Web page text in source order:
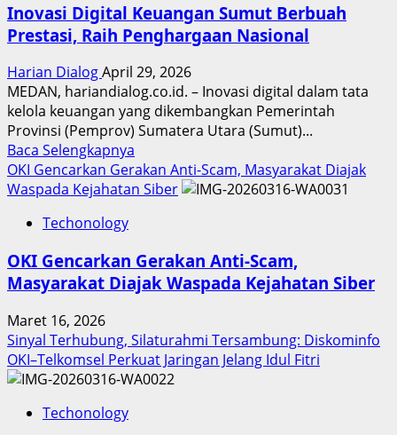
Inovasi Digital Keuangan Sumut Berbuah
Prestasi, Raih Penghargaan Nasional
Harian DialogApril 29, 2026
MEDAN, hariandialog.co.id. – Inovasi digital dalam tata
kelola keuangan yang dikembangkan Pemerintah
Provinsi (Pemprov) Sumatera Utara (Sumut)...
Baca Selengkapnya
more
about
Sumut
Berbuah
Penghargaan
Nasional
OKI Gencarkan Gerakan Anti-Scam, Masyarakat Diajak
Waspada Kejahatan Siber
Techonology
OKI Gencarkan Gerakan Anti-Scam,
Masyarakat Diajak Waspada Kejahatan Siber
Maret 16, 2026
Sinyal Terhubung, Silaturahmi Tersambung: Diskominfo
OKI–Telkomsel Perkuat Jaringan Jelang Idul Fitri
Techonology